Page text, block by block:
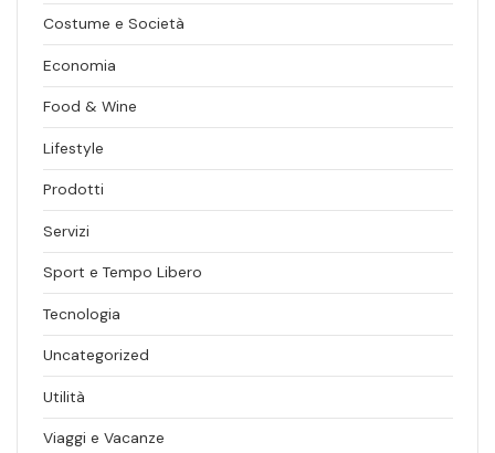
Costume e Società
Economia
Food & Wine
Lifestyle
Prodotti
Servizi
Sport e Tempo Libero
Tecnologia
Uncategorized
Utilità
Viaggi e Vacanze